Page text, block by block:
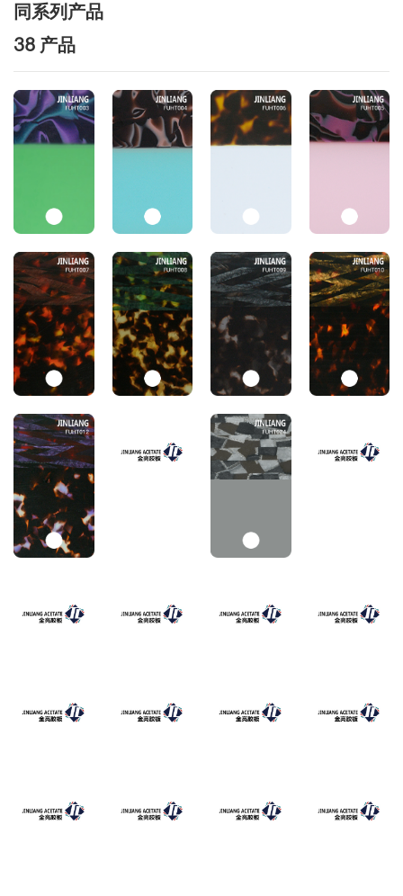
同系列产品
38 产品